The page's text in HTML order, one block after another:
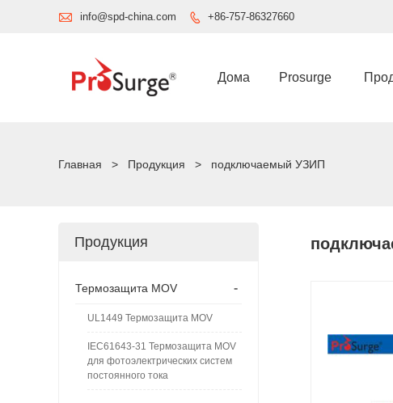
 info@spd-china.com  +86-757-86327660
Дома Prosurge
Главная > Продукция > подключаемый УЗИП
Продукция
-
Термозащита MOV
UL1449 Термозащита MOV
IEC61643-31 Термозащита MOV
для фотоэлектрических систем
постоянного тока